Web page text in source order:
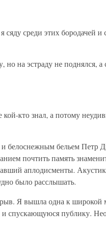
среди этих бородачей и
на эстраду не поднялся, а
кто знал, а потому
белоснежным бельем Петр
почтить память
аплодисменты.
было расслышать.
Я вышла одна к широкой
и спускающуюся публику.